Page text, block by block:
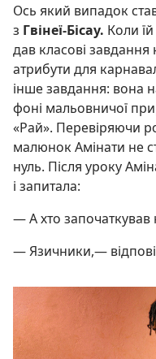
Ось який випадок
з Гвінеї-Бісау. Коли
дав класові
атрибути для
інше завдання: вона
фоні мальовничої
«Рай». Перевіряючи
малюнок Амінати не
нуль. Після уроку
і запитала:
— А хто започаткував
— Язичники,—